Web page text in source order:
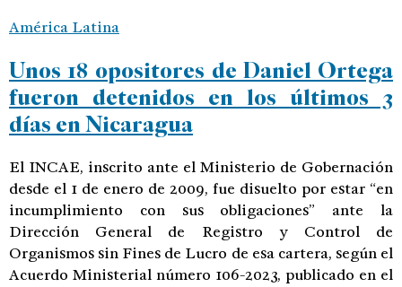
América Latina
Unos 18 opositores de Daniel Ortega
fueron detenidos en los últimos 3
días en Nicaragua
El INCAE, inscrito ante el Ministerio de Gobernación
desde el 1 de enero de 2009, fue disuelto por estar “en
incumplimiento con sus obligaciones” ante la
Dirección General de Registro y Control de
Organismos sin Fines de Lucro de esa cartera, según el
Acuerdo Ministerial número 106-2023, publicado en el